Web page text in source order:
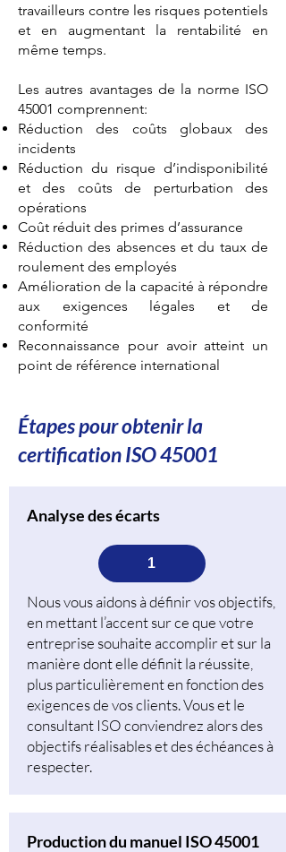
travailleurs contre les risques potentiels
et en augmentant la rentabilité en
même temps.
Les autres avantages de la norme ISO
45001 comprennent:
Réduction des coûts globaux des
incidents
Réduction du risque d’indisponibilité
et des coûts de perturbation des
opérations
Coût réduit des primes d’assurance
Réduction des absences et du taux de
roulement des employés
Amélioration de la capacité à répondre
aux exigences légales et de
conformité
Reconnaissance pour avoir atteint un
point de référence international
Étapes pour obtenir la
certification ISO 45001
Analyse des écarts
1
Nous vous aidons à définir vos objectifs,
en mettant l’accent sur ce que votre
entreprise souhaite accomplir et sur la
manière dont elle définit la réussite,
plus particulièrement en fonction des
exigences de vos clients. Vous et le
consultant ISO conviendrez alors des
objectifs réalisables et des échéances à
respecter.
Production du manuel ISO 45001